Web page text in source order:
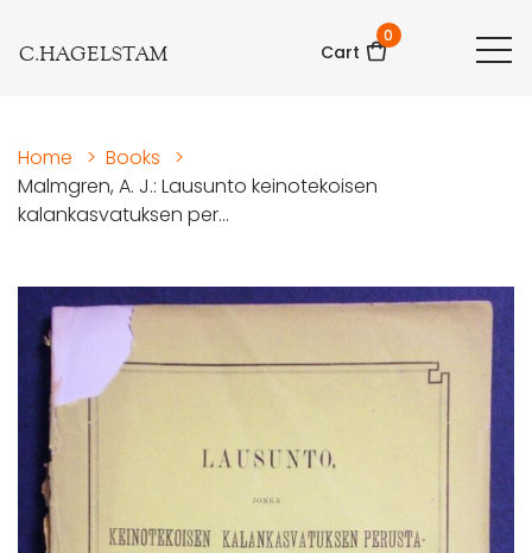
C.HAGELSTAM Cart
0
Home > Books
>
Malmgren, A. J.: Lausunto keinotekoisen
kalankasvatuksen per...